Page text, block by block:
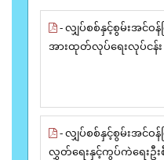
- လျှပ်စစ်နှင့်စွမ်းအင်ဝန်
အားထုတ်လုပ်ရေးလုပ်ငန်း
- လျှပ်စစ်နှင့်စွမ်းအင်ဝန်
လွှတ်ရေးနှင့်ကွပ်ကဲရေးဦး